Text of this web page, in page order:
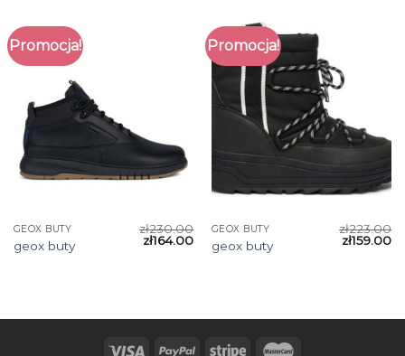
Promocja!
GEOX BUTY
geox buty
zł230.00
zł164.00
Promocja!
GEOX BUTY
geox buty
zł223.00
zł159.00